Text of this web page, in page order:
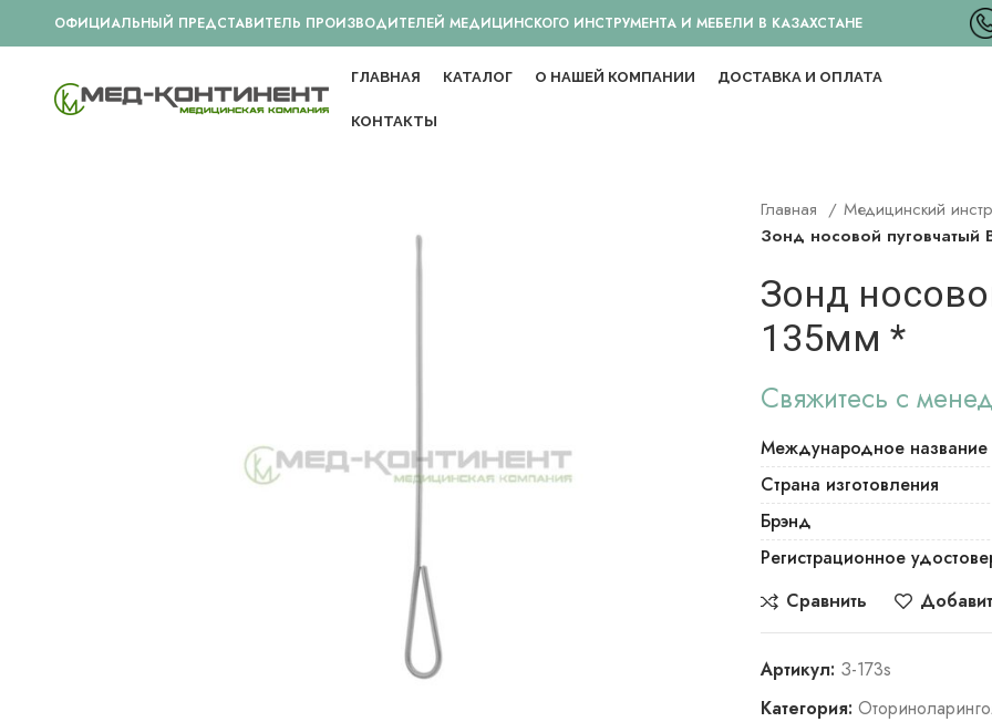
ОФИЦИАЛЬНЫЙ ПРЕДСТАВИТЕЛЬ ПРОИЗВОДИТЕЛЕЙ МЕДИЦИНСКОГО ИНСТРУМЕНТА И МЕБЕЛИ В КАЗАХСТАНЕ
ГЛАВНАЯ КАТАЛОГ О НАШЕЙ КОМПАНИИ ДОСТАВКА И ОПЛАТА
КОНТАКТЫ
Главная Медицинский
Зонд носовой пуговчатый
Зонд
135мм *
Свяжитесь с
Международное название
Страна изготовления
Брэнд
Регистрационное
Сравнить
Артикул: З-173s
Категория: